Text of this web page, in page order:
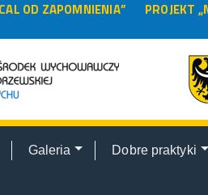
OD ZAPOMNIENIA” PROJEKT
Galeria Dobre praktyki